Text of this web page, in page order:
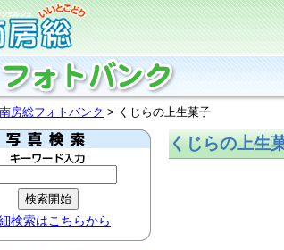
南房総フォトバンク > くじらの上生菓子
検索はこちらから
くじらの上生